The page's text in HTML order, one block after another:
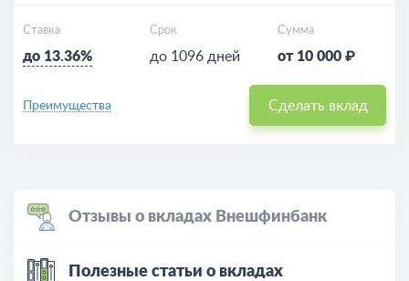
Ставка
до 13.36%
Срок
до 1096 дней
Сумма
от 10 000 ₽
Преимущества Сделать вклад
Отзывы о вкладах Внешфинбанк
Полезные статьи о вкладах